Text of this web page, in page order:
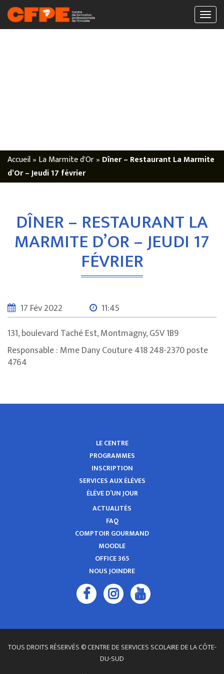
Accueil» La Marmite d'Or» Dîner – Restaurant La Marmite
d’Or – Jeudi 17 février
DÎNER – RESTAURANT LA
MARMITE D’OR – JEUDI 17
FÉVRIER
17 Fév 2022
11:45
131, boulevard Taché Est, Montmagny, G5V 1B9
Responsable : Mme Dany Couture 418 248-2370 poste
4764
LE CENTRE
PROGRAMMES
INSCRIPTION
SERVICES AUX ÉLÈVES
ÉLÈVE D’UN JOUR
ACTUALITÉS
FAQ
COMPTOIR GOURMAND
MOODLE
OFFICE 365
NOUS JOINDRE
TOUS DROITS RÉSERVÉS © CENTRE DE SERVICES SCOLAIRE DE LA CÔTE-
DU-SUD